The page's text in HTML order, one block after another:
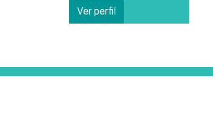
Ver perfil